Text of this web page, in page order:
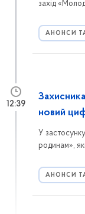
захід
проєкту
АНОНСИ
новий
У
родинам»,
кількох
паперової
АНОНСИ
12:39